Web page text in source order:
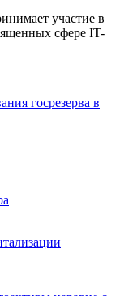
участие в
сфере IT-
госрезерва в